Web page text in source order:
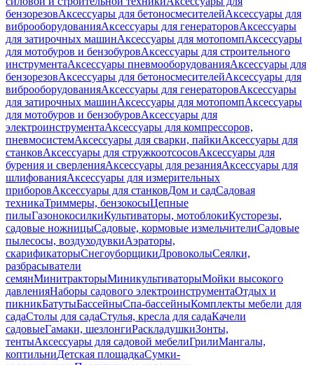
бензорезовАксессуары для бетоносмесителейАксессуары для
виброоборудованияАксессуары для генераторовАксессуары
для затирочных машинАксессуары для мотопомпАксессуары
для мотобуров и бензобуровАксессуары для строительного
инструментаАксессуары пневмооборудованияАксессуары для
бензорезовАксессуары для бетоносмесителейАксессуары для
виброоборудованияАксессуары для генераторовАксессуары
для затирочных машинАксессуары для мотопомпАксессуары
для мотобуров и бензобуровАксессуары для
электроинструментаАксессуары для компрессоров,
пневмосистемАксессуары для сварки, пайкиАксессуары для
станковАксессуары для стружкоотсосовАксессуары для
бурения и сверленияАксессуары для резанияАксессуары для
шлифованияАксессуары для измерительных
приборовАксессуары для станковДом и садСадовая
техникаТриммеры, бензокосыЦепные
пилыГазонокосилкиКультиваторы, мотоблокиКусторезы,
садовые ножницыСадовые, кормовые измельчителиСадовые
пылесосы, воздуходувкиАэраторы,
скарификаторыСнегоуборщикиДровоколыСеялки,
разбрасыватели
семянМинитракторыМиникультиваторыМойки высокого
давленияНаборы садового электроинструментаОтдых и
пикникБатутыБассейныСпа-бассейныКомплекты мебели для
садаСтолы для садаСтулья, кресла для садаКачели
садовыеГамаки, шезлонгиРаскладушкиЗонты,
тентыАксессуары для садовой мебелиГрилиМангалы,
коптильниДетская площадкаСумки-